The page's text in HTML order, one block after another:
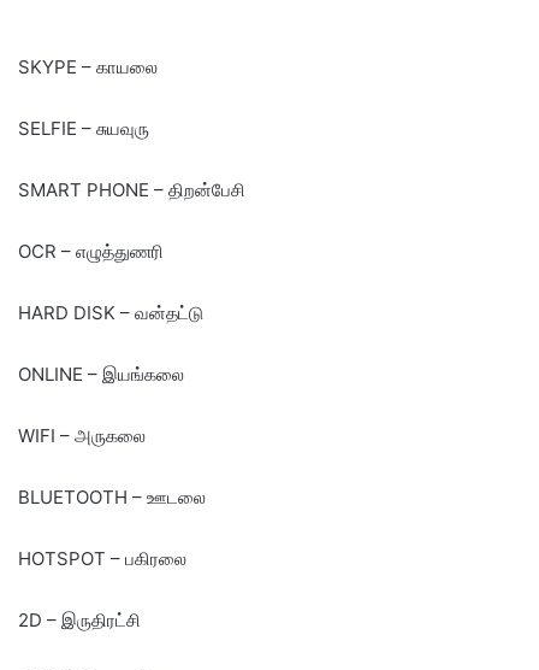
SKYPE – காயலை
SELFIE – சுயவுரு
SMART PHONE – திறன்பேசி
OCR – எழுத்துணரி
HARD DISK – வன்தட்டு
ONLINE – இயங்கலை
WIFI – அருகலை
BLUETOOTH – ஊடலை
HOTSPOT – பகிரலை
2D – இருதிரட்சி